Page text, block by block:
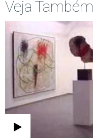
Veja Também